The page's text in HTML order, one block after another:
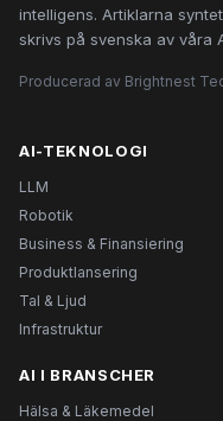
intelligens. Artiklarna
skrivs på svenska av våra
Producerad av Brightnest
AI-TEKNOLOGI
LLM
Robotik
Business & Finansiering
Produktlansering
Tal & Ljud
Infrastruktur
AI I BRANSCHER
Hälsa & Läkemedel